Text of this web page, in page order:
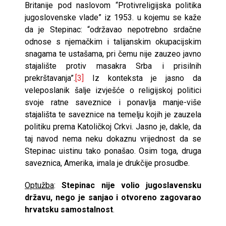
Britanije pod naslovom “Protivreligijska politika
jugoslovenske vlade” iz 1953. u kojemu se kaže
da je Stepinac: “održavao nepotrebno srdačne
odnose s njemačkim i talijanskim okupacijskim
snagama te ustašama, pri čemu nije zauzeo javno
stajalište protiv masakra Srba i prisilnih
prekrštavanja”. [3]
Iz konteksta je jasno da
veleposlanik šalje izvješće o religijskoj politici
svoje ratne saveznice i ponavlja manje-više
stajališta te saveznice na temelju kojih je zauzela
politiku prema Katoličkoj Crkvi. Jasno je, dakle, da
taj navod nema neku dokaznu vrijednost da se
Stepinac uistinu tako ponašao. Osim toga, druga
saveznica, Amerika, imala je drukčije prosudbe.
Optužba:Stepinac nije volio jugoslavensku
državu, nego je sanjao i otvoreno zagovarao
hrvatsku samostalnost.